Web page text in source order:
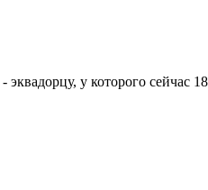
- эквадорцу, у которого сейчас